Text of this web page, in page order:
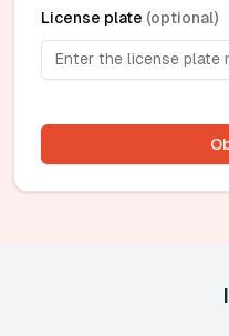
License plate (optional)